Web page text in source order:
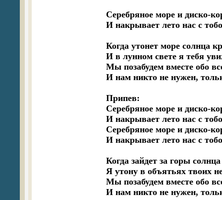
Серебряное море и диско-
И накрывает лето нас с
Когда утонет море солнца
И в лунном свете я тебя
Мы позабудем вместе обо
И нам никто не нужен,
Припев:
Серебряное море и диско-
И накрывает лето нас с
Серебряное море и диско-
И накрывает лето нас с
Когда зайдет за горы
Я утону в объятьях твоих
Мы позабудем вместе обо
И нам никто не нужен,